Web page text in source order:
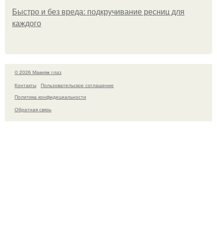
Быстро и без вреда: подкручивание ресниц для
каждого
© 2026 Макияж глаз
Контакты
Пользовательское соглашение
Политика конфидециальности
Обратная связь